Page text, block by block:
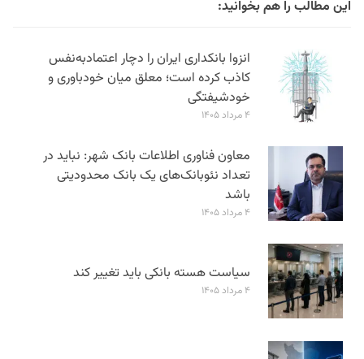
این مطالب را هم بخوانید:
انزوا بانکداری ایران را دچار اعتمادبه‌نفس
کاذب کرده است؛ معلق میان خودباوری و
خودشیفتگی
۴ مرداد ۱۴۰۵
معاون فناوری اطلاعات بانک شهر: نباید در
تعداد نئوبانک‌های یک بانک محدودیتی
باشد
۴ مرداد ۱۴۰۵
سیاست هسته بانکی باید تغییر کند
۴ مرداد ۱۴۰۵